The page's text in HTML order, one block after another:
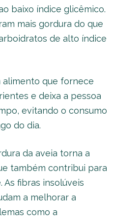
baixo índice glicêmico.
mais gordura do que
de alto índice
alimento que fornece
e deixa a pessoa
evitando o consumo
do dia.
da aveia torna a
também contribui para
As fibras insolúveis
a melhorar a
como a